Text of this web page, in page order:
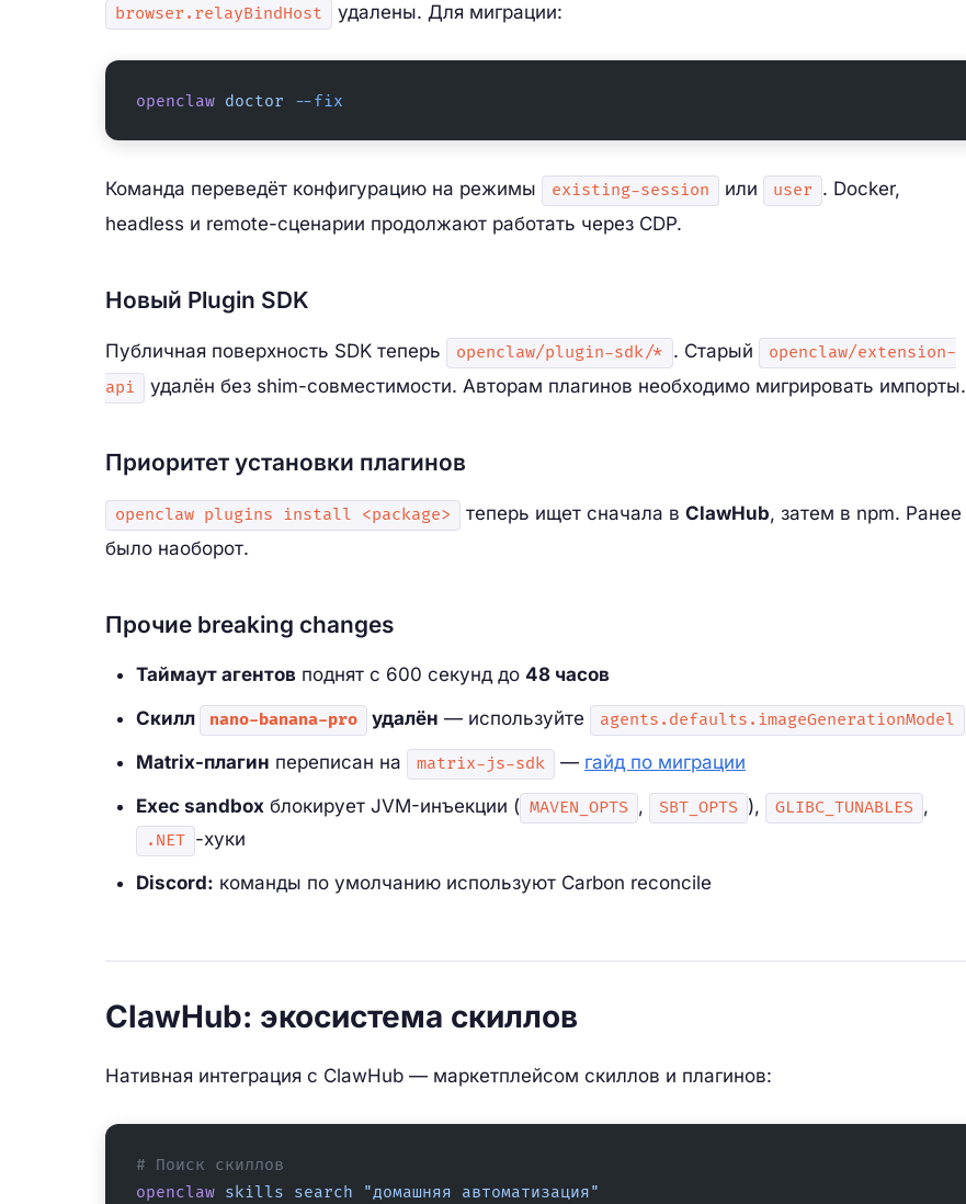
browser.relayBindHost удалены. Для миграции:
openclaw doctor --fix
Команда переведёт конфигурацию на режимы existing-session или user . Docker,
headless и remote-сценарии продолжают работать через CDP.
Новый Plugin SDK
Публичная поверхность SDK теперь openclaw/plugin-sdk/* . Старый
openclaw/extension-
api
удалён без shim-совместимости. Авторам плагинов необходимо мигрировать импорты.
Приоритет установки плагинов
openclaw plugins install <package> теперь ищет сначала в ClawHub, затем в npm. Ранее
было наоборот.
Прочие breaking changes
Таймаут агентов поднят с 600 секунд до 48 часов
Скилл
nano-banana-pro удалён — используйте agents.defaults.imageGenerationModel
Matrix-плагин переписан на matrix-js-sdk — гайд по миграции
Exec sandbox блокирует JVM-инъекции ( MAVEN_OPTS , SBT_OPTS ), GLIBC_TUNABLES ,
.NET -хуки
Discord: команды по умолчанию используют Carbon reconcile
ClawHub: экосистема скиллов
Нативная интеграция с ClawHub — маркетплейсом скиллов и плагинов:
# Поиск скиллов
openclaw skills search "домашняя автоматизация"